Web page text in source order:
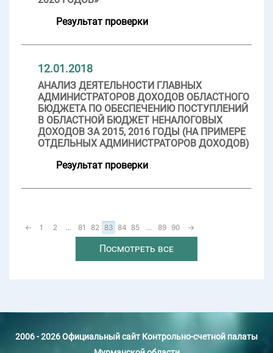
Результат проверки
12.01.2018
АНАЛИЗ ДЕЯТЕЛЬНОСТИ ГЛАВНЫХ
АДМИНИСТРАТОРОВ ДОХОДОВ ОБЛАСТНОГО
БЮДЖЕТА ПО ОБЕСПЕЧЕНИЮ ПОСТУПЛЕНИЙ
В ОБЛАСТНОЙ БЮДЖЕТ НЕНАЛОГОВЫХ
ДОХОДОВ ЗА 2015, 2016 ГОДЫ (НА ПРИМЕРЕ
ОТДЕЛЬНЫХ АДМИНИСТРАТОРОВ ДОХОДОВ)
Результат проверки
← 1 2 ... 81 82 83 84 85 ... 89 90 →
Посмотреть все
2006 - 2026 Официальный сайт Контрольно-счетной палаты